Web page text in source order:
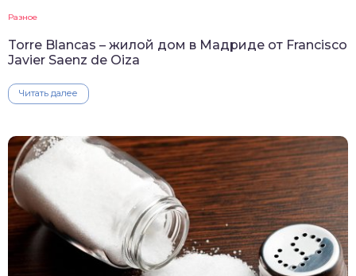
Разное
Torre Blancas – жилой дом в Мадриде от Francisco
Javier Saenz de Oiza
Читать далее